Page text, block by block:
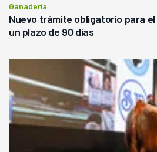
Ganadería
Nuevo trámite obligatorio para
un plazo de 90 días